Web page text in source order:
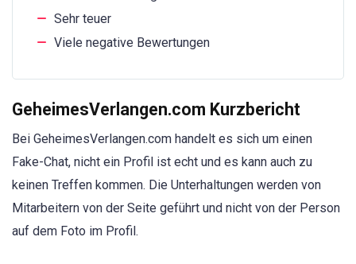
Sehr teuer
Viele negative Bewertungen
GeheimesVerlangen.com Kurzbericht
Bei GeheimesVerlangen.com handelt es sich um einen
Fake-Chat, nicht ein Profil ist echt und es kann auch zu
keinen Treffen kommen. Die Unterhaltungen werden von
Mitarbeitern von der Seite geführt und nicht von der Person
auf dem Foto im Profil.